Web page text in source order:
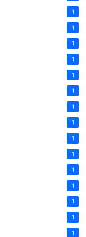
1
1
1
1
1
1
1
1
1
1
1
1
1
1
1